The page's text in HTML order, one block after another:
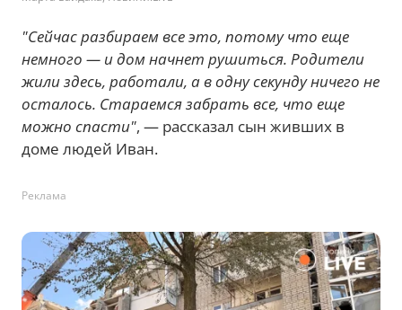
"Сейчас разбираем все это, потому что еще
немного — и дом начнет рушиться. Родители
жили здесь, работали, а в одну секунду ничего не
осталось. Стараемся забрать все, что еще
можно спасти", — рассказал сын живших в
доме людей Иван.
Реклама